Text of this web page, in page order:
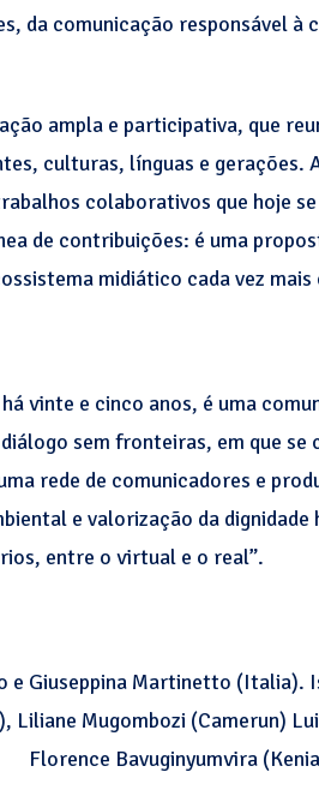
da comunicação responsável à
ampla e participativa, que
culturas, línguas e gerações.
colaborativos que hoje
de contribuições: é uma
midiático cada vez
vinte e cinco anos, é uma
sem fronteiras, em que
rede de comunicadores e
e valorização da
entre o virtual e o real”.
e Giuseppina Martinetto (Italia).
Liliane Mugombozi (Camerun)
Florence Bavuginyumvira